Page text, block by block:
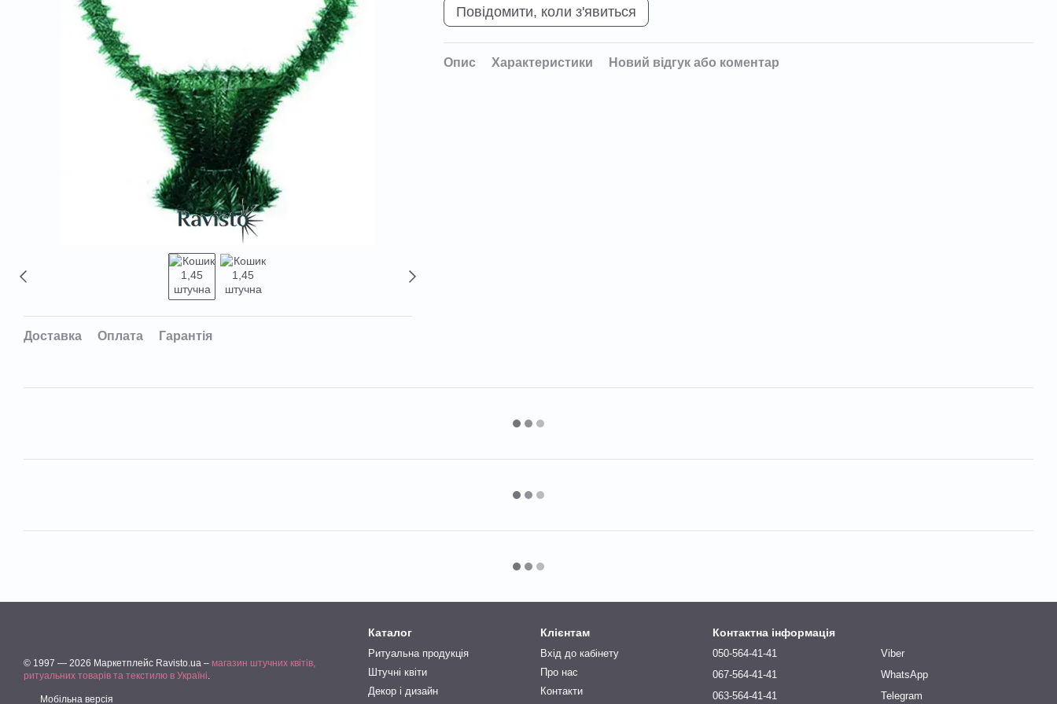
Доставка Оплата Гарантія
Повідомити, коли з'явиться
Опис Характеристики Новий відгук або коментар
© 1997 — 2026 Маркетплейс Ravisto.ua – магазин штучних квітів,
ритуальних товарів та текстилю в Україні.
Мобільна версія
Каталог
Ритуальна продукція
Штучні квіти
Декор і дизайн
Клієнтам
Вхід до кабінету
Про нас
Контакти
Контактна інформація
050-564-41-41
067-564-41-41
063-564-41-41
Viber
WhatsApp
Telegram